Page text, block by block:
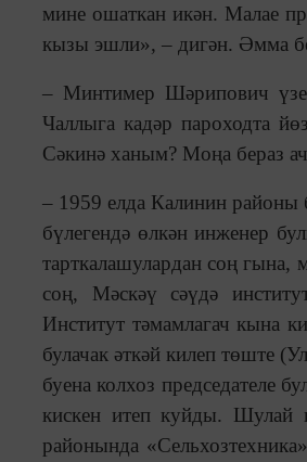
мине ошаткан икән. Малае
кызы эшли», – дигән. Әмма
– Минтимер Шәрипович
Чаллыга кадәр пароходта
Сәкинә ханым? Моңа бераз
– 1959 елда Калинин районы
бүлегендә өлкән инженер
тарткалашулардан соң гына,
соң, Мәскәү сәүдә
Институт тәмамлагач кына
булачак әткәй килеп төште
буена колхоз председателе
кискен итеп куйды. Шулай
районында